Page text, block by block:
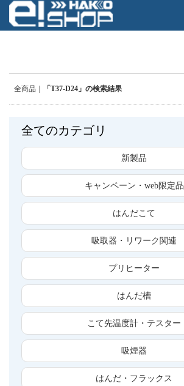
全商品 「T37-D24」の検索結果
全てのカテゴリ
新製品
キャンペーン・web限定品
はんだこて
吸取器・リワーク関連
プリヒーター
はんだ槽
こて先温度計・テスター
吸煙器
はんだ・フラックス